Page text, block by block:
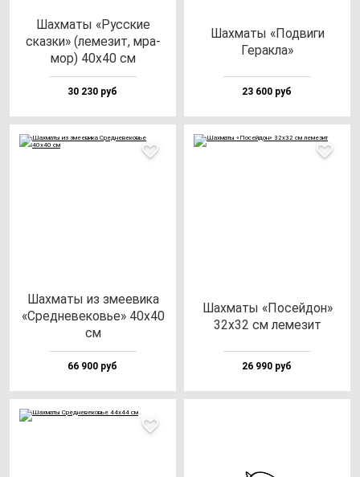
Шах­ма­ты «Рус­ские
сказ­ки» (ле­ме­зит, мра­
мор) 40х40 см
30 230 руб
Шах­ма­ты «Под­ви­ги
Герак­ла»
23 600 руб
Шах­ма­ты из зме­еви­ка
«Сред­не­ве­ковье» 40х40
см
66 900 руб
Шах­ма­ты «Посей­дон»
32х32 см ле­ме­зит
26 990 руб